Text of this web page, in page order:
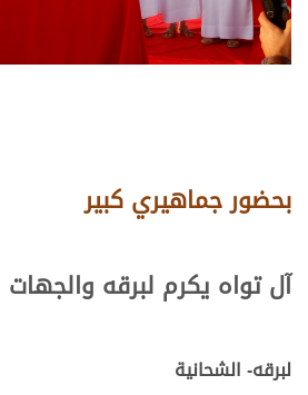
بحضور جماهيري كبير
آل تواه يكرم لبرقه
لبرقه- الشحانية